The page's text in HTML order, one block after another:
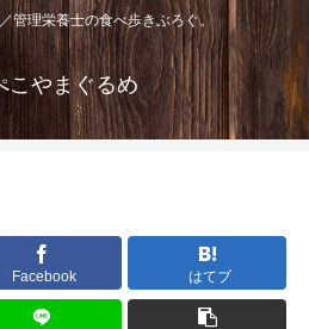
管理栄養士の食べ歩きぶろぐ。
こやまぐるめ
Facebook はてブ